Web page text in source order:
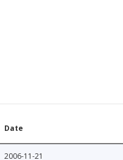
Date
2006-11-21